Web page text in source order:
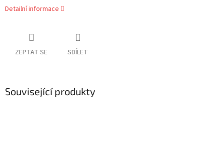
Detailní informace
ZEPTAT SE SDÍLET
Související produkty